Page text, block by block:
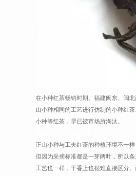
在小种红茶畅销时期。福建闽东、闽
山小种相同的工艺进行仿制的小种红
小种等红茶，早已被市场所淘汰。
正山小种与工夫红茶的种植环境不一
但因为采摘标准都是一芽两叶，所以
工艺也一样，干香上也很难直接区分